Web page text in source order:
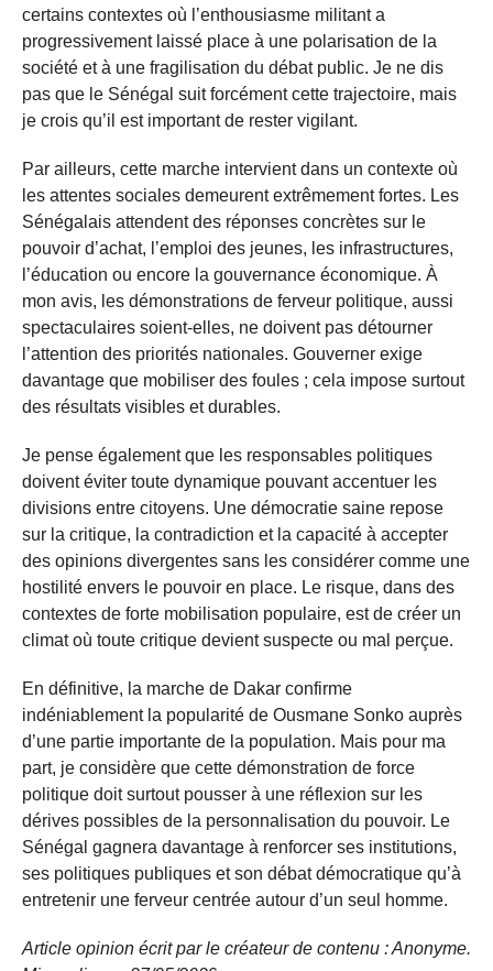
certains contextes où l’enthousiasme militant a
progressivement laissé place à une polarisation de la
société et à une fragilisation du débat public. Je ne dis
pas que le Sénégal suit forcément cette trajectoire, mais
je crois qu’il est important de rester vigilant.
Par ailleurs, cette marche intervient dans un contexte où
les attentes sociales demeurent extrêmement fortes. Les
Sénégalais attendent des réponses concrètes sur le
pouvoir d’achat, l’emploi des jeunes, les infrastructures,
l’éducation ou encore la gouvernance économique. À
mon avis, les démonstrations de ferveur politique, aussi
spectaculaires soient-elles, ne doivent pas détourner
l’attention des priorités nationales. Gouverner exige
davantage que mobiliser des foules ; cela impose surtout
des résultats visibles et durables.
Je pense également que les responsables politiques
doivent éviter toute dynamique pouvant accentuer les
divisions entre citoyens. Une démocratie saine repose
sur la critique, la contradiction et la capacité à accepter
des opinions divergentes sans les considérer comme une
hostilité envers le pouvoir en place. Le risque, dans des
contextes de forte mobilisation populaire, est de créer un
climat où toute critique devient suspecte ou mal perçue.
En définitive, la marche de Dakar confirme
indéniablement la popularité de Ousmane Sonko auprès
d’une partie importante de la population. Mais pour ma
part, je considère que cette démonstration de force
politique doit surtout pousser à une réflexion sur les
dérives possibles de la personnalisation du pouvoir. Le
Sénégal gagnera davantage à renforcer ses institutions,
ses politiques publiques et son débat démocratique qu’à
entretenir une ferveur centrée autour d’un seul homme.
Article opinion écrit par le créateur de contenu : Anonyme.